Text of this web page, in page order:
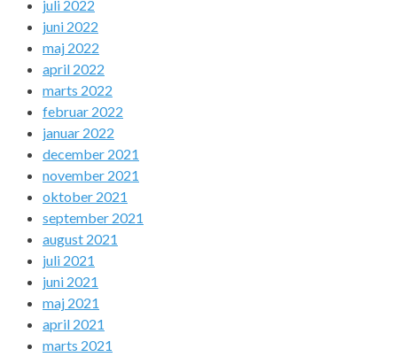
juli 2022
juni 2022
maj 2022
april 2022
marts 2022
februar 2022
januar 2022
december 2021
november 2021
oktober 2021
september 2021
august 2021
juli 2021
juni 2021
maj 2021
april 2021
marts 2021